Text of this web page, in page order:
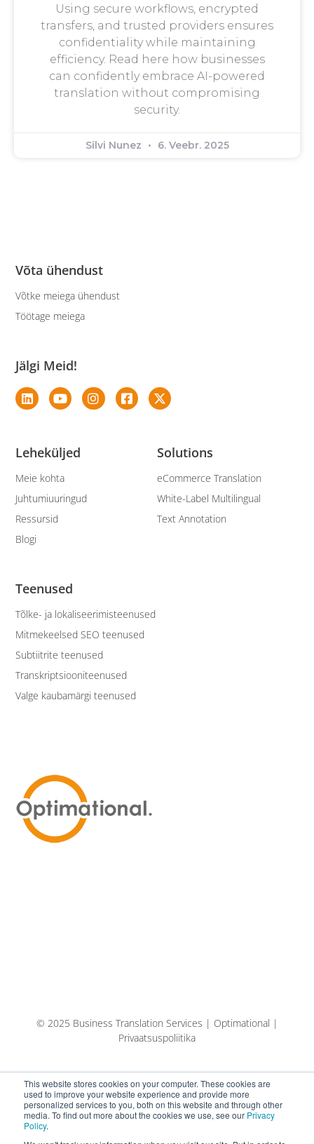
This website stores cookies on your computer. These cookies are
used to improve your website experience and provide more
personalized services to you, both on this website and through other
media. To find out more about the cookies we use, see our Privacy
Policy.
Using secure workflows, encrypted
transfers, and trusted providers ensures
confidentiality while maintaining
efficiency. Read here how businesses
can confidently embrace AI-powered
translation without compromising
security.
Silvi Nunez 6. Veebr. 2025
Teenused
Tõlke- ja lokaliseerimisteenused
Mitmekeelsed SEO teenused
Subtiitrite teenused
Transkriptsiooniteenused
Valge kaubamärgi teenused
Solutions
eCommerce Translation
White-Label Multilingual
Text Annotation
Leheküljed
Meie kohta
Juhtumiuuringud
Ressursid
Blogi
Võta ühendust
Võtke meiega ühendust
Töötage meiega
Jälgi Meid!
© 2025 Business Translation Services | Optimational |
Privaatsuspoliitika